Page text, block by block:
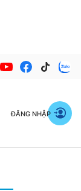
ĐĂNG NHẬP